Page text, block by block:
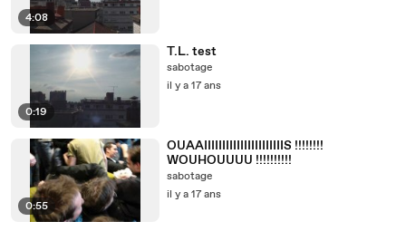
4:08
0:19
T.L. test
sabotage
il y a 17 ans
0:55
OUAAIIIIIIIIIIIIIIIIIIIIIIS !!!!!!!!
WOUHOUUUU !!!!!!!!!!
sabotage
il y a 17 ans